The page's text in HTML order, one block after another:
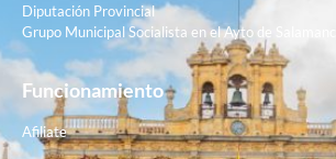
Diputación Provincial
Grupo Municipal Socialista en el Ayto de Salamanca
Funcionamiento
Afiliate